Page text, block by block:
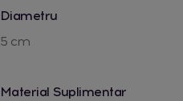
Diametru
5 cm
Material Suplimentar